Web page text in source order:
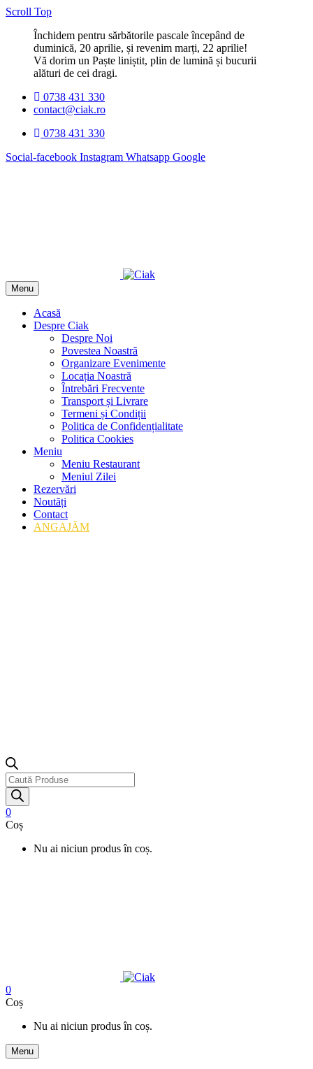
Scroll Top
Închidem pentru sărbătorile pascale începând de
duminică, 20 aprilie, și revenim marți, 22 aprilie!
Vă dorim un Paște liniștit, plin de lumină și bucurii
alături de cei dragi.
0738 431 330
contact@ciak.ro
0738 431 330
Social-facebook Instagram Whatsapp Google
Menu
Acasă
Despre Ciak
Despre Noi
Povestea Noastră
Organizare Evenimente
Locația Noastră
Întrebări Frecvente
Transport și Livrare
Termeni și Condiții
Politica de Confidențialitate
Politica Cookies
Meniu
Meniu Restaurant
Meniul Zilei
Rezervări
Noutăți
Contact
ANGAJĂM
Products
search
0
Coș
Nu ai niciun produs în coș.
0
Coș
Nu ai niciun produs în coș.
Menu